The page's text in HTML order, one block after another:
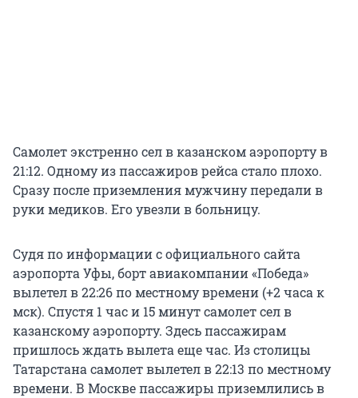
Самолет экстренно сел в казанском аэропорту в
21:12. Одному из пассажиров рейса стало плохо.
Сразу после приземления мужчину передали в
руки медиков. Его увезли в больницу.
Судя по информации с официального сайта
аэропорта Уфы, борт авиакомпании «Победа»
вылетел в 22:26 по местному времени (+2 часа к
мск). Спустя 1 час и 15 минут самолет сел в
казанскому аэропорту. Здесь пассажирам
пришлось ждать вылета еще час. Из столицы
Татарстана самолет вылетел в 22:13 по местному
времени. В Москве пассажиры приземлились в